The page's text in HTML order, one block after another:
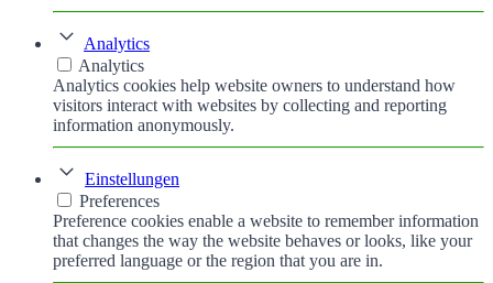
Analytics
Analytics
Analytics cookies help website owners to understand how
visitors interact with websites by collecting and reporting
information anonymously.
Einstellungen
Preferences
Preference cookies enable a website to remember information
that changes the way the website behaves or looks, like your
preferred language or the region that you are in.